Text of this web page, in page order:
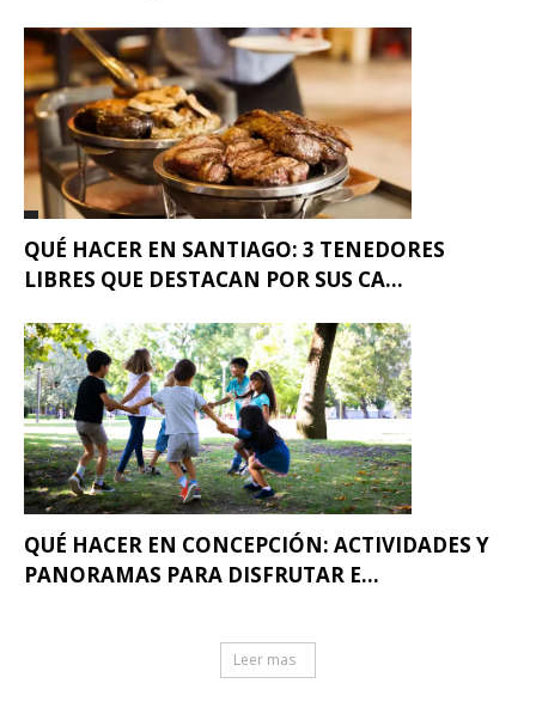
QUÉ HACER EN SANTIAGO: 3 TENEDORES
LIBRES QUE DESTACAN POR SUS CA...
QUÉ HACER EN CONCEPCIÓN: ACTIVIDADES Y
PANORAMAS PARA DISFRUTAR E...
Leer mas